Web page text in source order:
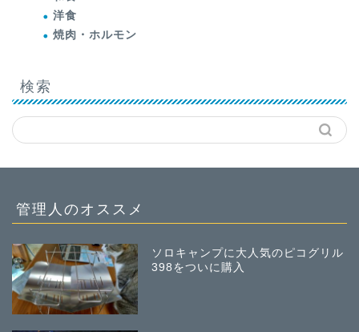
洋食
焼肉・ホルモン
検索
管理人のオススメ
ソロキャンプに大人気のピコグリル
398をついに購入